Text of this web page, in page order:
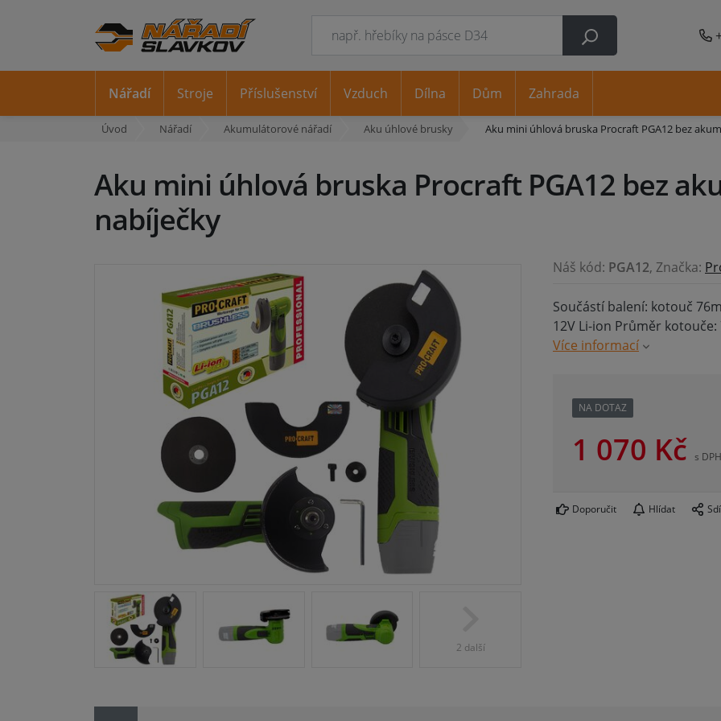
Úvod Nářadí Akumulátorové nářadí Aku úhlové brusky Aku mini úhlová bruska Procraft PGA12 bez
Aku mini úhlová bruska Procraft PGA12 bez
nabíječky
2 další
Náš kód: PGA12, Značka:
Součástí balení: kotouč
12V Li-ion Průměr
Více informací
NA DOTAZ
1 070 Kč s DPH
Doporučit Hlídat
Nářadí Stroje Příslušenství Vzduch Dílna Dům Zahrada